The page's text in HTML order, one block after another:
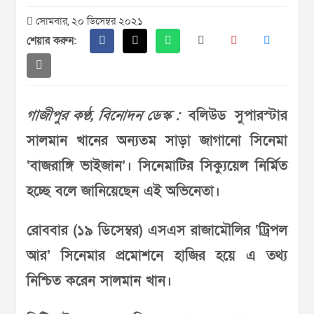
সোমবার, ২০ ডিসেম্বর ২০২১
শেয়ার করুন:
গাজীপুর কণ্ঠ, বিনোদন ডেস্ক :বলিউড সুপারস্টার
সালমান খানের অন্যতম সাড়া জাগানো সিনেমা
‘বাজরাঙ্গি ভাইজান’। সিনেমাটির সিক্যুয়েল নির্মিত
হচ্ছে বলে জানিয়েছেন এই অভিনেতা।
রোববার (১৯ ডিসেম্বর) এসএস রাজামৌলির ‘ট্রিপল
আর’ সিনেমার প্রমোশনে হাজির হয়ে এ তথ্য
নিশ্চিত করেন সালমান খান।